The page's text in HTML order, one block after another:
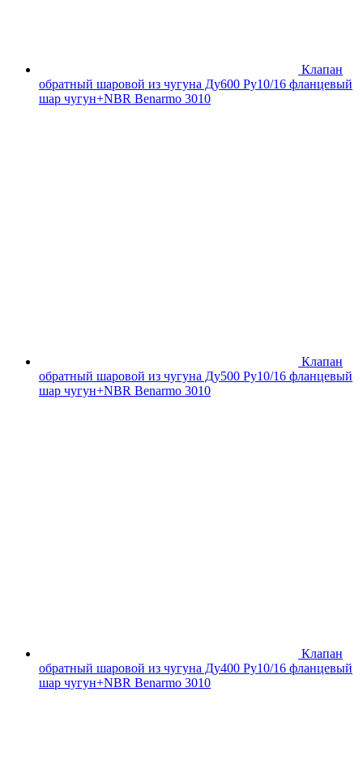
Клапан
обратный шаровой из чугуна Ду600 Ру10/16 фланцевый
шар чугун+NBR Benarmo 3010
Клапан
обратный шаровой из чугуна Ду500 Ру10/16 фланцевый
шар чугун+NBR Benarmo 3010
Клапан
обратный шаровой из чугуна Ду400 Ру10/16 фланцевый
шар чугун+NBR Benarmo 3010